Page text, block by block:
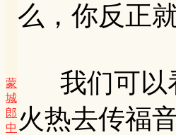
蒙
城
郎
中
么，你反正
我们可以
火热去传福